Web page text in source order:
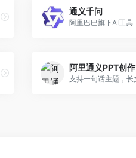
通义千问
阿里通义PPT创作